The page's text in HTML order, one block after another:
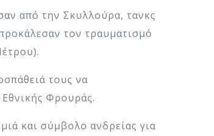
από την Σκυλλούρα, τανκς
τον τραυματισμό
τους να
Φρουράς.
και σύμβολο ανδρείας για